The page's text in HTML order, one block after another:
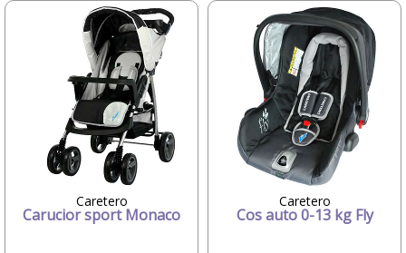
Dino Bikes
DOLU
Dr.Care
Dunster House
Editura ALL
ELANEE
Emed
Eurasia Disney
Ferrari
Caretero
Carucior sport Monaco
Caretero
Cos auto 0-13 kg Fly